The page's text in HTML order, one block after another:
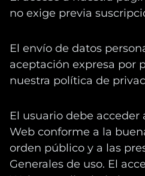
no exige previa
El envío de datos
aceptación expresa por
nuestra política de
El usuario debe acceder
Web conforme a la
orden público y a las
Generales de uso. El